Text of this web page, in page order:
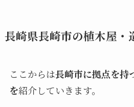
長崎県長崎市の植木屋・
ここからは長崎市に拠点を持
を紹介していきます。